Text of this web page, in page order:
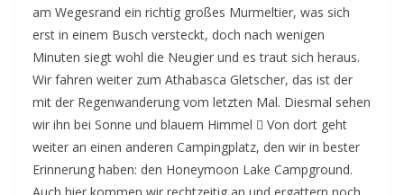
am Wegesrand ein richtig großes Murmeltier, was sich
erst in einem Busch versteckt, doch nach wenigen
Minuten siegt wohl die Neugier und es traut sich heraus.
Wir fahren weiter zum Athabasca Gletscher, das ist der
mit der Regenwanderung vom letzten Mal. Diesmal sehen
wir ihn bei Sonne und blauem Himmel  Von dort geht
weiter an einen anderen Campingplatz, den wir in bester
Erinnerung haben: den Honeymoon Lake Campground.
Auch hier kommen wir rechtzeitig an und ergattern noch